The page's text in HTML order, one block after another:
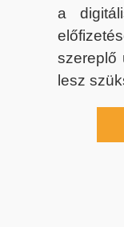
a
szereplő
lesz